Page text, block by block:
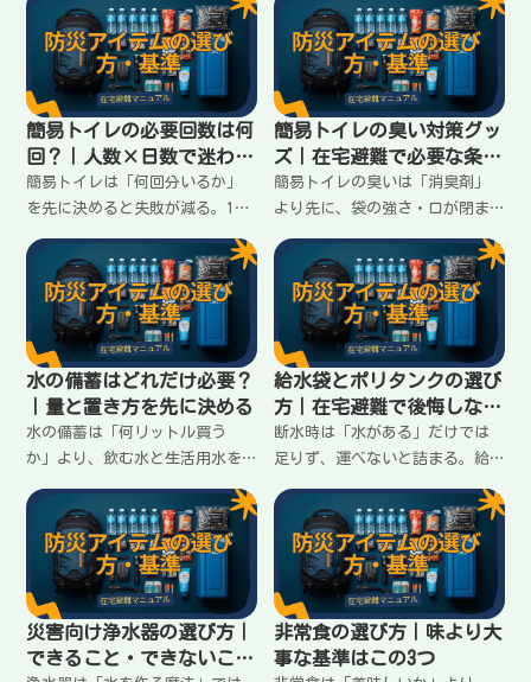
えられるかで選ぶ。買ってから
後悔しない3つの基準と、避けた
い落とし穴をまとめます。
必要な物」を分けるのがコツ。
揃え方の違いと失敗しない分け
方をまとめます。
簡易トイレの必要回数は何
回？｜人数×日数で迷わな
い計算
簡易トイレは「何回分いるか」
を先に決めると失敗が減る。1人
×日数で必要数を出す手順を、
在宅避難向けに分かりやすく整
理します。
簡易トイレの臭い対策グッ
ズ｜在宅避難で必要な条件
はこれ
簡易トイレの臭いは「消臭剤」
より先に、袋の強さ・口が閉ま
る。在宅避難で臭いを広げない
ために必要な条件と揃え方をま
とめます。
水の備蓄はどれだけ必要？
｜量と置き方を先に決める
水の備蓄は「何リットル買う
か」より、飲む水と生活用水を
く。3日・7日の目安、家で無理
なく置ける配置、足りない時の
優先順位をまとめます。
給水袋とポリタンクの選び
方｜在宅避難で後悔しない
条件
断水時は「水がある」だけでは
足りず、運べないと詰まる。給
さ・注ぎやすさ・置ける形で選
ぶのがコツ。失敗しない条件と
使い分けをまとめます。
災害向け浄水器の選び方｜
できること・できないこと
非常食の選び方｜味より大
事な基準はこの3つ